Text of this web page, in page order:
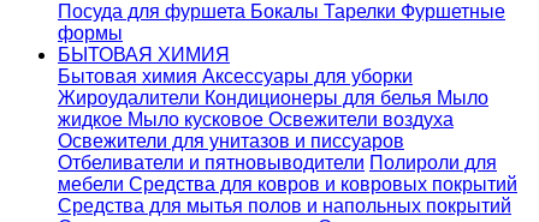
Посуда для фуршета Бокалы Тарелки Фуршетные
формы
БЫТОВАЯ ХИМИЯ
Бытовая химия Аксессуары для уборки
Жироудалители Кондиционеры для белья Мыло
жидкое Мыло кусковое Освежители воздуха
Освежители для унитазов и писсуаров
Отбеливатели и пятновыводители Полироли для
мебели Средства для ковров и ковровых покрытий
Средства для мытья полов и напольных покрытий